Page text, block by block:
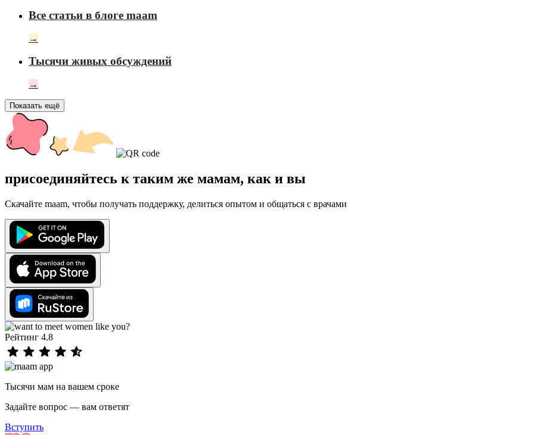
Все статьи в блоге maam
→
Тысячи живых обсуждений
→
Показать ещё
присоединяйтесь к таким же мамам, как и вы
Скачайте maam, чтобы получать поддержку, делиться опытом и общаться с врачами
Рейтинг 4.8
Тысячи мам на вашем сроке
Задайте вопрос — вам ответят
Вступить